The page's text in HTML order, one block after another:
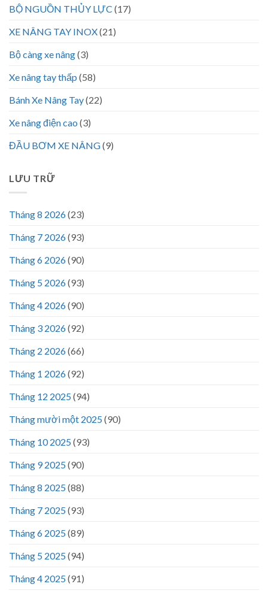
BỘ NGUỒN THỦY LỰC (17)
XE NÂNG TAY INOX(21)
Bộ càng xe nâng(3)
Xe nâng tay thấp (58)
Bánh Xe Nâng Tay(22)
Xe nâng điện cao (3)
ĐẦU BƠM XE NÂNG(9)
LƯU TRỮ
Tháng 8 2026(23)
Tháng 7 2026(93)
Tháng 6 2026(90)
Tháng 5 2026(93)
Tháng 4 2026(90)
Tháng 3 2026(92)
Tháng 2 2026(66)
Tháng 1 2026(92)
Tháng 12 2025(94)
Tháng mười một 2025(90)
Tháng 10 2025(93)
Tháng 9 2025(90)
Tháng 8 2025(88)
Tháng 7 2025(93)
Tháng 6 2025(89)
Tháng 5 2025(94)
Tháng 4 2025(91)